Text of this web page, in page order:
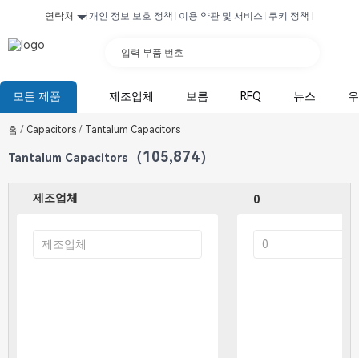
연락처 개인 정보 보호 정책 이용 약관 및 서비스 쿠키 정책
입력 부품 번호
모든 제품 제조업체 보름 RFQ 뉴스
홈 / Capacitors / Tantalum Capacitors
Tantalum Capacitors （105,874）
제조업체 0